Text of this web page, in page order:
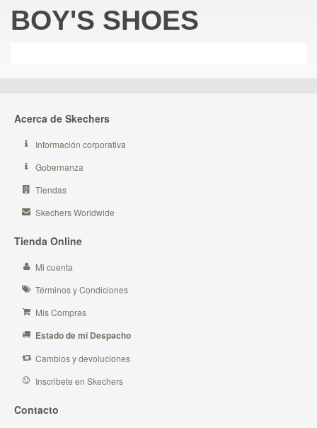
BOY'S SHOES
Acerca de Skechers
Información corporativa
Gobernanza
Tiendas
Skechers Worldwide
Tienda Online
Mi cuenta
Términos y Condiciones
Mis Compras
Estado de mi Despacho
Cambios y devoluciones
Inscribete en Skechers
Contacto